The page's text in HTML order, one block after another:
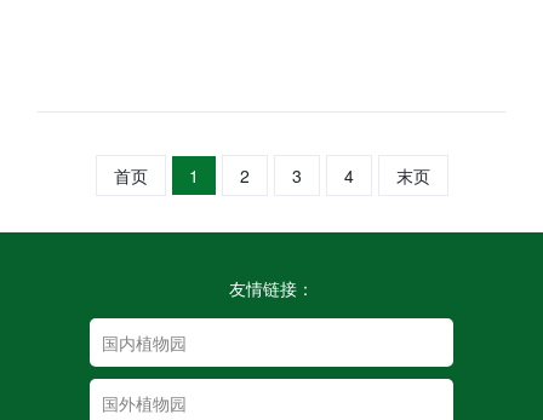
首页 1 2 3 4 末页
友情链接：